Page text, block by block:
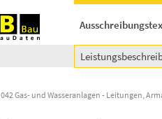
042 Gas- und Wasseranlagen - Leitungen,